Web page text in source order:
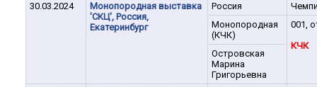
30.03.2024
Монопородная выставка
'СКЦ', Россия,
Екатеринбург
Россия
Монопородная
(КЧК)
001,
КЧК
Островская
Марина
Григорьевна